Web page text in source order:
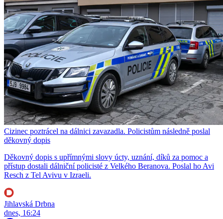
Cizinec poztrácel na dálnici zavazadla. Policistům následně poslal
děkovný dopis
Děkovný dopis s upřímnými slovy úcty, uznání, díků za pomoc a
přístup dostali dálniční policisté z Velkého Beranova. Poslal ho Avi
Resch z Tel Avivu v Izraeli.
Jihlavská Drbna
dnes, 16:24